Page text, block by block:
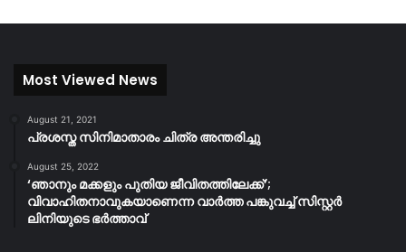
Most Viewed News
August 21, 2021
പ്രശസ്ത സിനിമാതാരം ചിത്ര അന്തരിച്ചു
August 25, 2022
‘ഞാനും മക്കളും പുതിയ ജീവിതത്തിലേക്ക്’;
വിവാഹിതനാവുകയാണെന്ന വാർത്ത പങ്കുവച്ച് സിസ്റ്റർ
ലിനിയുടെ ഭർത്താവ്